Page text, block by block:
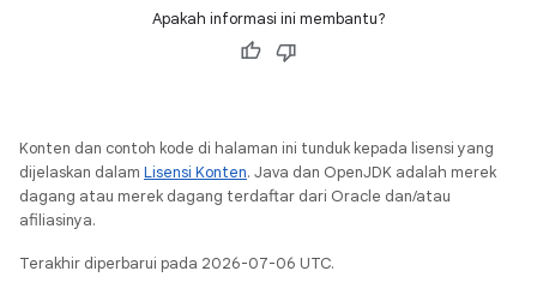
Apakah informasi ini membantu?
Konten dan contoh kode di halaman ini tunduk kepada lisensi yang
dijelaskan dalam Lisensi Konten. Java dan OpenJDK adalah merek
dagang atau merek dagang terdaftar dari Oracle dan/atau
afiliasinya.
Terakhir diperbarui pada 2026-07-06 UTC.